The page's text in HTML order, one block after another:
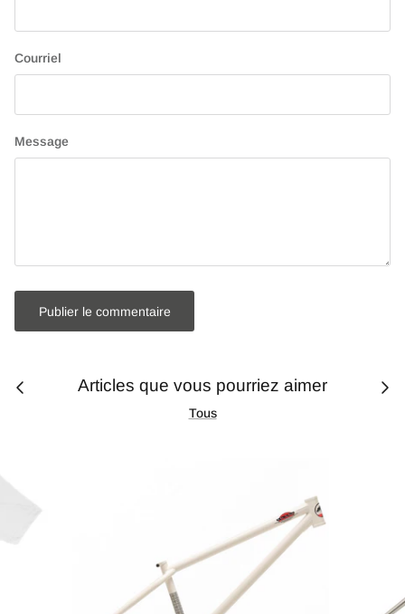
Courriel
Message
Publier le commentaire
Articles que vous pourriez aimer
Tous